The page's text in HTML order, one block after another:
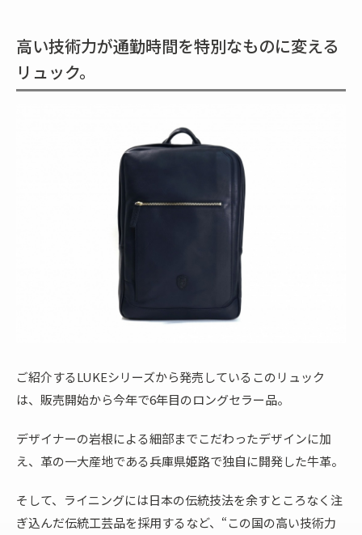
高い技術力が通勤時間を特別なものに変える
リュック。
ご紹介するLUKEシリーズから発売しているこのリュック
は、販売開始から今年で6年目のロングセラー品。
デザイナーの岩根による細部までこだわったデザインに加
え、革の一大産地である兵庫県姫路で独自に開発した牛革。
そして、ライニングには日本の伝統技法を余すところなく注
ぎ込んだ伝統工芸品を採用するなど、“この国の高い技術力